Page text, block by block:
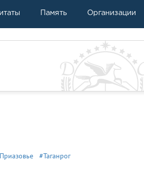
Память Организации
#Таганрог